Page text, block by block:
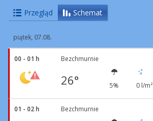
Przegląd Schemat
piątek, 07.08.
00 - 01 h Bezchmurnie
26° 5% 0 l/m²
01 - 02 h Bezchmurnie